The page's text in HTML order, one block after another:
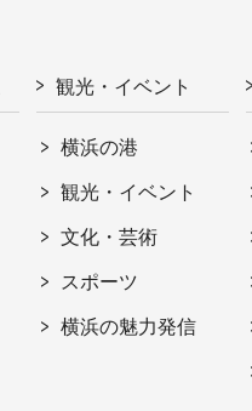
観光・イベント
横浜の港
観光・イベント
文化・芸術
スポーツ
横浜の魅力発信